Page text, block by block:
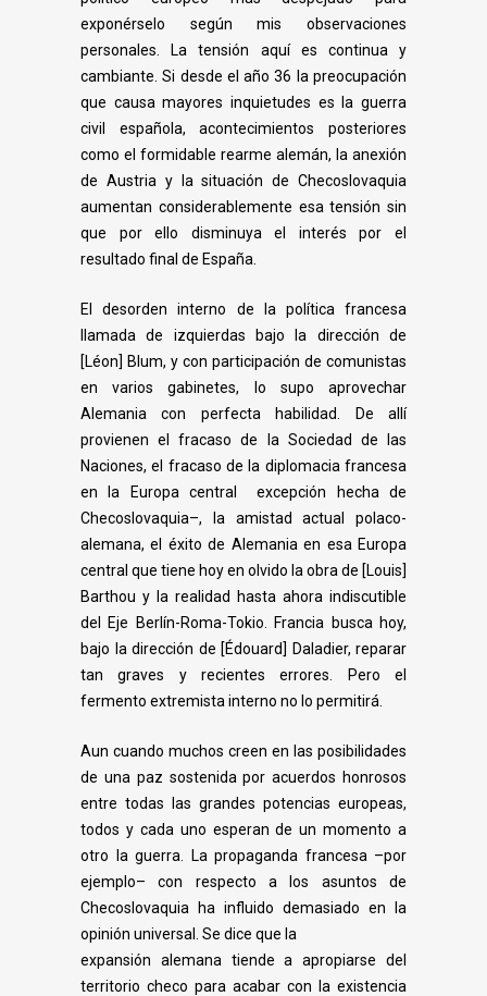
exponérselo según mis observaciones
personales. La tensión aquí es continua y
cambiante. Si desde el año 36 la preocupación
que causa mayores inquietudes es la guerra
civil española, acontecimientos posteriores
como el formidable rearme alemán, la anexión
de Austria y la situación de Checoslovaquia
aumentan considerablemente esa tensión sin
que por ello disminuya el interés por el
resultado final de España.
El desorden interno de la política francesa
llamada de izquierdas bajo la dirección de
[Léon] Blum, y con participación de comunistas
en varios gabinetes, lo supo aprovechar
Alemania con perfecta habilidad. De allí
provienen el fracaso de la Sociedad de las
Naciones, el fracaso de la diplomacia francesa
en la Europa central excepción hecha de
Checoslovaquia–, la amistad actual polaco-
alemana, el éxito de Alemania en esa Europa
central que tiene hoy en olvido la obra de [Louis]
Barthou y la realidad hasta ahora indiscutible
del Eje Berlín-Roma-Tokio. Francia busca hoy,
bajo la dirección de [Édouard] Daladier, reparar
tan graves y recientes errores. Pero el
fermento extremista interno no lo permitirá.
Aun cuando muchos creen en las posibilidades
de una paz sostenida por acuerdos honrosos
entre todas las grandes potencias europeas,
todos y cada uno esperan de unmomento a
otro la guerra. La propaganda francesa –por
ejemplo– con respecto a los asuntos de
Checoslovaquia ha influido demasiado en la
opinión universal. Se dice que la
expansión alemana tiende a apropiarse del
territorio checo para acabar con la existencia